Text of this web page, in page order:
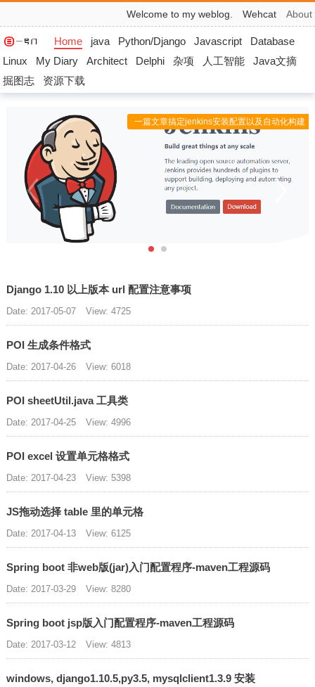
Welcome to my weblog. Wehcat About
Home java Python/Django Javascript
Database
Linux
My Diary Architect Delphi 杂项 人工智能
Java文摘
掘图志
资源下载
一篇文章搞定jenkins安装配置以及自动化构建
Django 1.10 以上版本 url 配置注意事项
Date: 2017-05-07 View: 4725
POI 生成条件格式
Date: 2017-04-26 View: 6018
POI sheetUtil.java 工具类
Date: 2017-04-25 View: 4996
POI excel 设置单元格格式
Date: 2017-04-23 View: 5398
JS拖动选择 table 里的单元格
Date: 2017-04-13 View: 6125
Spring boot 非web版(jar)入门配置程序-maven工程源码
Date: 2017-03-29 View: 8280
Spring boot jsp版入门配置程序-maven工程源码
Date: 2017-03-12 View: 4813
windows, django1.10.5,py3.5, mysqlclient1.3.9 安装